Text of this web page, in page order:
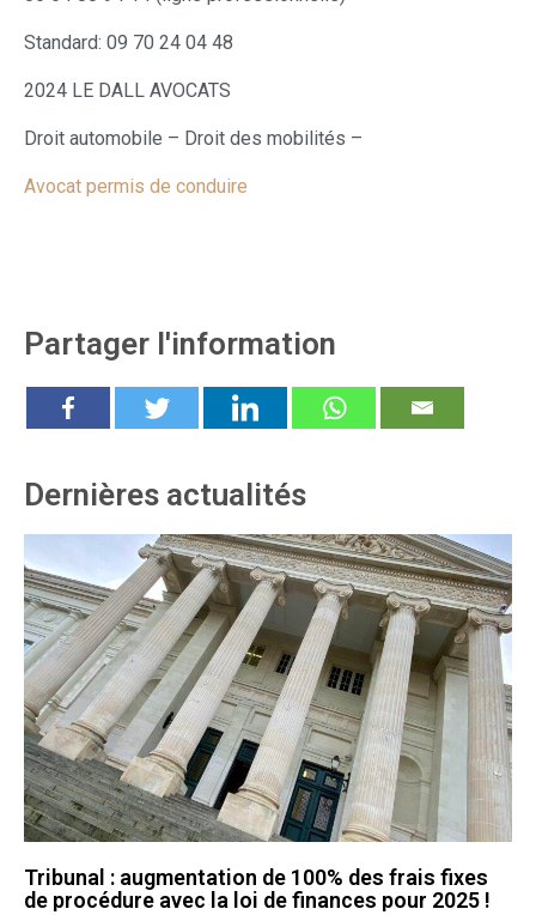
Standard: 09 70 24 04 48
2024 LE DALL AVOCATS
Droit automobile – Droit des mobilités –
Avocat permis de conduire
Partager l'information
Dernières actualités
Tribunal : augmentation de 100% des frais fixes
de procédure avec la loi de finances pour 2025 !